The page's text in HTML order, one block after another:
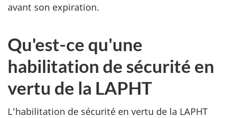
avant son expiration.
Qu'est-ce qu'une
habilitation de sécurité en
vertu de la LAPHT
L'habilitation de sécurité en vertu de la LAPHT